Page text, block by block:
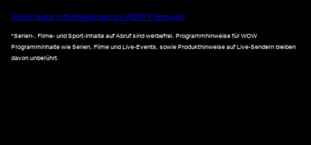
Noch mehr Informationen zu WOW Premium
*Serien-, Filme- und Sport-Inhalte auf Abruf sind werbefrei. Programmhinweise für WOW
Programminhalte wie Serien, Filme und Live-Events, sowie Produkthinweise auf Live-Sendern bleiben
davon unberührt.